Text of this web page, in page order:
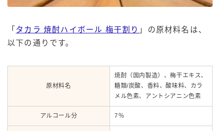
「 タカラ 焼酎ハイボール 梅干割り 」の原材料名は、
以下の通りです。
原材料名
焼酎（国内製造）、梅干エキス、
糖類/炭酸、香料、酸味料、カラ
メル色素、アントシアニン色素
アルコール分 7％